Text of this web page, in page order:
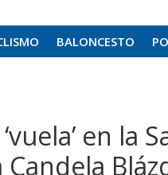
BALONCESTO
en la